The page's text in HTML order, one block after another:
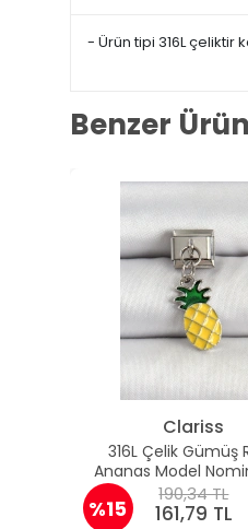
- Ürün tipi 316L çeliktir
Benzer
Clariss
316L Çelik Gümüş
Ananas Model
Charm
%15
190,34 TL
161,79 TL